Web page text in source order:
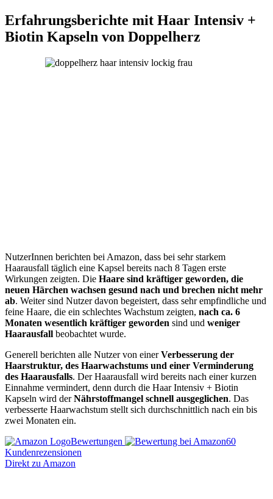
Erfahrungsberichte mit Haar Intensiv +
Biotin Kapseln von Doppelherz
NutzerInnen berichten bei Amazon, dass bei sehr starkem
Haarausfall täglich eine Kapsel bereits nach 8 Tagen erste
Wirkungen zeigten. Die Haare sind kräftiger geworden, die
neuen Härchen wachsen gesund nach und brechen nicht mehr
ab. Weiter sind Nutzer davon begeistert, dass sehr empfindliche und
feine Haare, die ein schlechtes Wachstum zeigten, nach ca. 6
Monaten wesentlich kräftiger geworden sind und weniger
Haarausfall beobachtet wurde.
Generell berichten alle Nutzer von einerVerbesserung der
Haarstruktur, des Haarwachstums und einer Verminderung
des Haarausfalls. Der Haarausfall wird bereits nach einer kurzen
Einnahme vermindert, denn durch die Haar Intensiv + Biotin
Kapseln wird derNährstoffmangel schnell ausgeglichen. Das
verbesserte Haarwachstum stellt sich durchschnittlich nach ein bis
zwei Monaten ein.
Bewertungen
60
Kundenrezensionen
Direkt zu Amazon